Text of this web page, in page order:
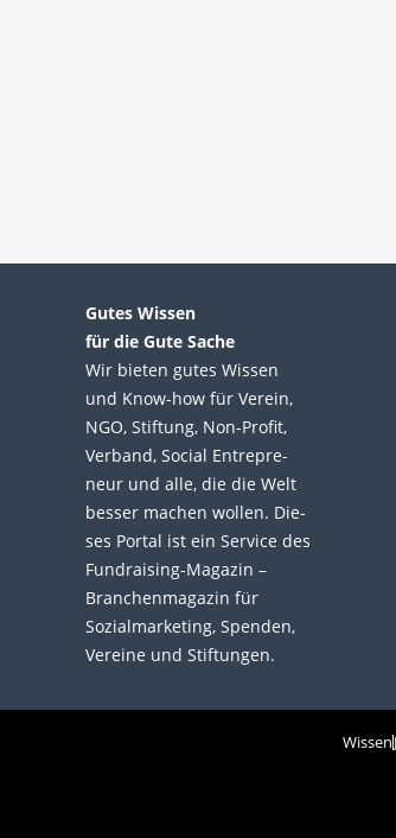
Gutes Wissen
für die Gute Sache
Wir bie­ten gutes Wis­sen
und Know-how für Ver­ein,
NGO, Stif­tung, Non-Profit,
Ver­band, Social Entre­pre­
neur und alle, die die Welt
bes­ser machen wol­len. Die­
ses Por­tal ist ein Service des
Fund­raising-Magazin –
Bran­chen­magazin für
Sozial­marke­ting, Spen­den,
Ver­eine und Stif­tun­gen.
Wissen